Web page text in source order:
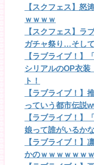
【スクフェス】怒
ｗｗｗｗ
【スクフェス】ラ
ガチャ祭り…そし
【ラブライブ！】
シリアルのOP衣装
ト！
【ラブライブ！】
っていう都市伝説
【ラブライブ！】
娘って誰がいるか
【ラブライブ！】
かのｗｗｗｗｗｗ